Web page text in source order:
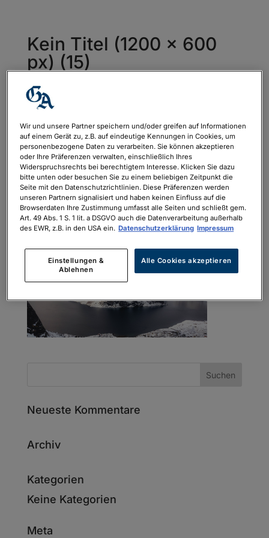
Kein Titel (1200 x 600
px) (15)
von
Neueste Kommentare
Archiv
Kategorien
Keine Kategorien
Meta
Wir und unsere Partner speichern und/oder greifen auf Informationen
auf einem Gerät zu, z.B. auf eindeutige Kennungen in Cookies, um
personenbezogene Daten zu verarbeiten. Sie können akzeptieren
oder Ihre Präferenzen verwalten, einschließlich Ihres
Widerspruchsrechts bei berechtigtem Interesse. Klicken Sie dazu
bitte unten oder besuchen Sie zu einem beliebigen Zeitpunkt die
Seite mit den Datenschutzrichtlinien. Diese Präferenzen werden
unseren Partnern signalisiert und haben keinen Einfluss auf die
Browserdaten Ihre Zustimmung umfasst alle Seiten und schließt gem.
Art. 49 Abs. 1 S. 1 lit. a DSGVO auch die Datenverarbeitung außerhalb
des EWR, z.B. in den USA ein. Datenschutzerklärung Impressum
Einstellungen &
Ablehnen
Alle Cookies akzeptieren